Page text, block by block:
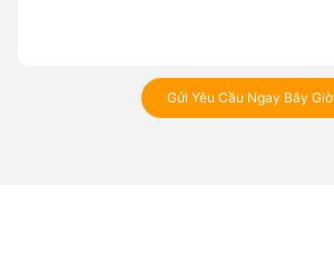
Gửi Yêu Cầu Ngay Bây Giờ